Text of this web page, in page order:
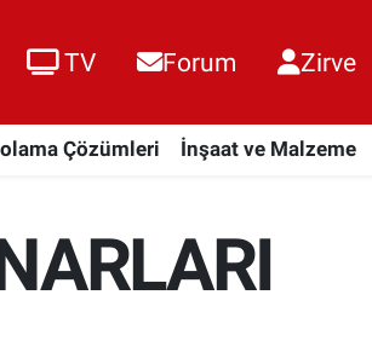
TV Forum Zirve
Çözümleri İnşaat ve Malzeme